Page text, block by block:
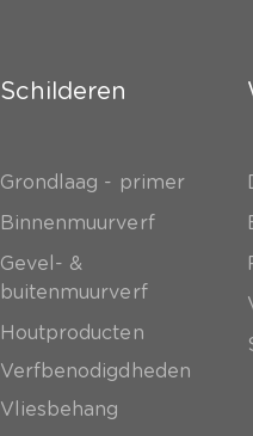
Schilderen
Grondlaag - primer
Binnenmuurverf
Gevel- &
buitenmuurverf
Houtproducten
Verfbenodigdheden
Vliesbehang